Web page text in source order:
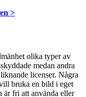
>
olika typer av
medan andra
licenser. Några
bruka en bild i eget
är fri att använda eller